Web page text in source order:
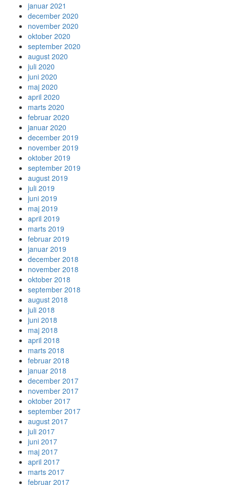
januar 2021
december 2020
november 2020
oktober 2020
september 2020
august 2020
juli 2020
juni 2020
maj 2020
april 2020
marts 2020
februar 2020
januar 2020
december 2019
november 2019
oktober 2019
september 2019
august 2019
juli 2019
juni 2019
maj 2019
april 2019
marts 2019
februar 2019
januar 2019
december 2018
november 2018
oktober 2018
september 2018
august 2018
juli 2018
juni 2018
maj 2018
april 2018
marts 2018
februar 2018
januar 2018
december 2017
november 2017
oktober 2017
september 2017
august 2017
juli 2017
juni 2017
maj 2017
april 2017
marts 2017
februar 2017